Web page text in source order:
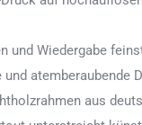
und Wiedergabe
und atemberaubende
aus